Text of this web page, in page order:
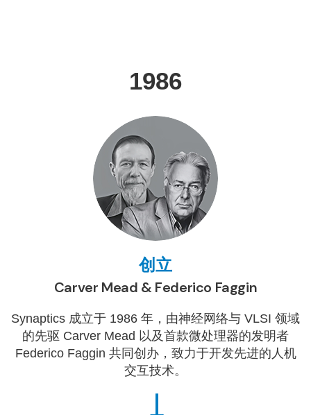
1986
创立
Carver Mead & Federico Faggin
Synaptics 成立于 1986 年，由神经网络与 VLSI 领域
的先驱 Carver Mead 以及首款微处理器的发明者
Federico Faggin 共同创办，致力于开发先进的人机
交互技术。